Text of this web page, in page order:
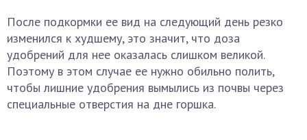
После подкормки ее вид на следующий день резко
изменился к худшему, это значит, что доза
удобрений для нее оказалась слишком великой.
Поэтому в этом случае ее нужно обильно полить,
чтобы лишние удобрения вымылись из почвы через
специальные отверстия на дне горшка.